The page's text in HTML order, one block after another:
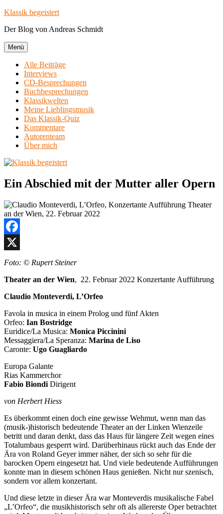
Zum
springen
Klassik begeistert
Der Blog von Andreas Schmidt
Menü
Alle Beiträge
Interviews
CD-Besprechungen
Buchbesprechungen
Klassikwelten
Meine Lieblingsmusik
Das Klassik-Quiz
Kommentare
Autorenteam
Über mich
Ein Abschied mit der Mutter aller Opern
Facebook
X
Foto: © Rupert Steiner
Theater an der Wien, 22. Februar 2022 Konzertante Aufführung
Claudio Monteverdi, L’Orfeo
Favola in musica in einem Prolog und fünf Akten
Orfeo: Ian Bostridge
Euridice/La Musica: Monica Piccinini
Messaggiera/La Speranza: Marina de Liso
Caronte: Ugo Guagliardo
Europa Galante
Rias Kammerchor
Fabio Biondi Dirigent
von Herbert Hiess
Es überkommt einen doch eine gewisse Wehmut, wenn man das
(musik-)historisch bedeutende Theater an der Linken Wienzeile
betritt und daran denkt, dass das Haus für längere Zeit wegen eines
Totalumbaus gesperrt wird. Darüberhinaus rückt auch das Ende der
Ära von Roland Geyer immer näher, der sich so sehr für die
barocken Opern eingesetzt hat. Und viele bedeutende Aufführungen
konnte man in diesem schönen Haus genießen. Nicht nur szenisch,
sondern vor allem konzertant.
Und diese letzte in dieser Ära war Monteverdis musikalische Fabel
„L’Orfeo“, die musikhistorisch sehr oft als allererste Oper betrachtet